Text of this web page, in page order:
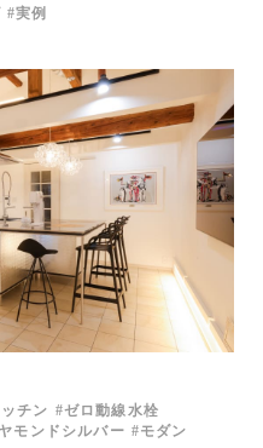
実例
チン
ゼロ動線水栓
モンドシルバー
モダン